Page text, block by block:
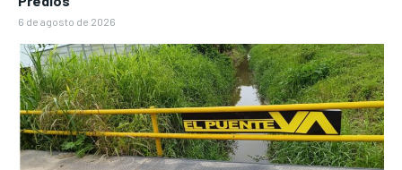
6 de agosto de 2026